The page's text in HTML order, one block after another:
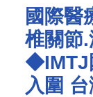
國際醫
椎關節
◆IMTJ
入圍